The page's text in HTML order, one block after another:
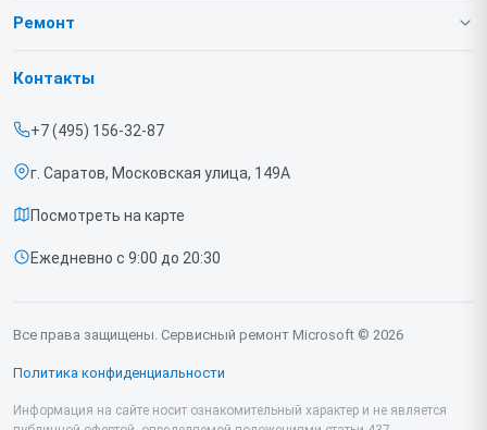
О нашем сервисе
Срочный ремонт
Доставка и способы оплаты
Диагностика
Контакты
Ремонт
Игровых приставок
Контакты
+7 (495) 156-32-87
г. Саратов, Московская улица, 149А
Посмотреть на карте
Ежедневно с 9:00 до 20:30
Все права защищены. Сервисный ремонт Microsoft © 2026
Политика конфиденциальности
Информация на сайте носит ознакомительный характер и не является